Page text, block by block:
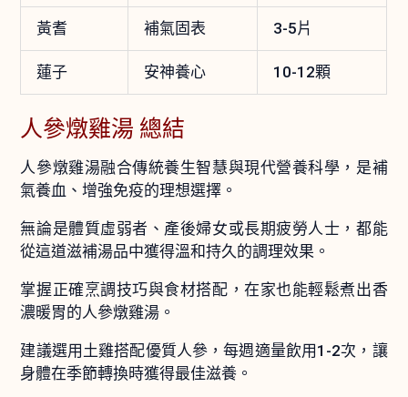
黃耆 補氣固表 3-5片
蓮子 安神養心 10-12顆
人參燉雞湯 總結
人參燉雞湯融合傳統養生智慧與現代營養科學，是補
氣養血、增強免疫的理想選擇。
無論是體質虛弱者、產後婦女或長期疲勞人士，都能
從這道滋補湯品中獲得溫和持久的調理效果。
掌握正確烹調技巧與食材搭配，在家也能輕鬆煮出香
濃暖胃的人參燉雞湯。
建議選用土雞搭配優質人參，每週適量飲用1-2次，讓
身體在季節轉換時獲得最佳滋養。